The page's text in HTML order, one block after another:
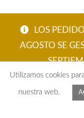
LOS
AGOSTO SE
© El Taller de Carola
Utilizamos cookies
nuestra web.